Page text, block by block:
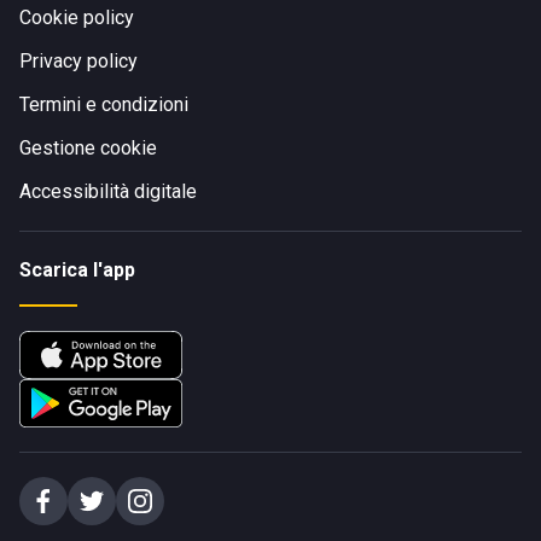
Cookie policy
Privacy policy
Termini e condizioni
Gestione cookie
Accessibilità digitale
Scarica l'app